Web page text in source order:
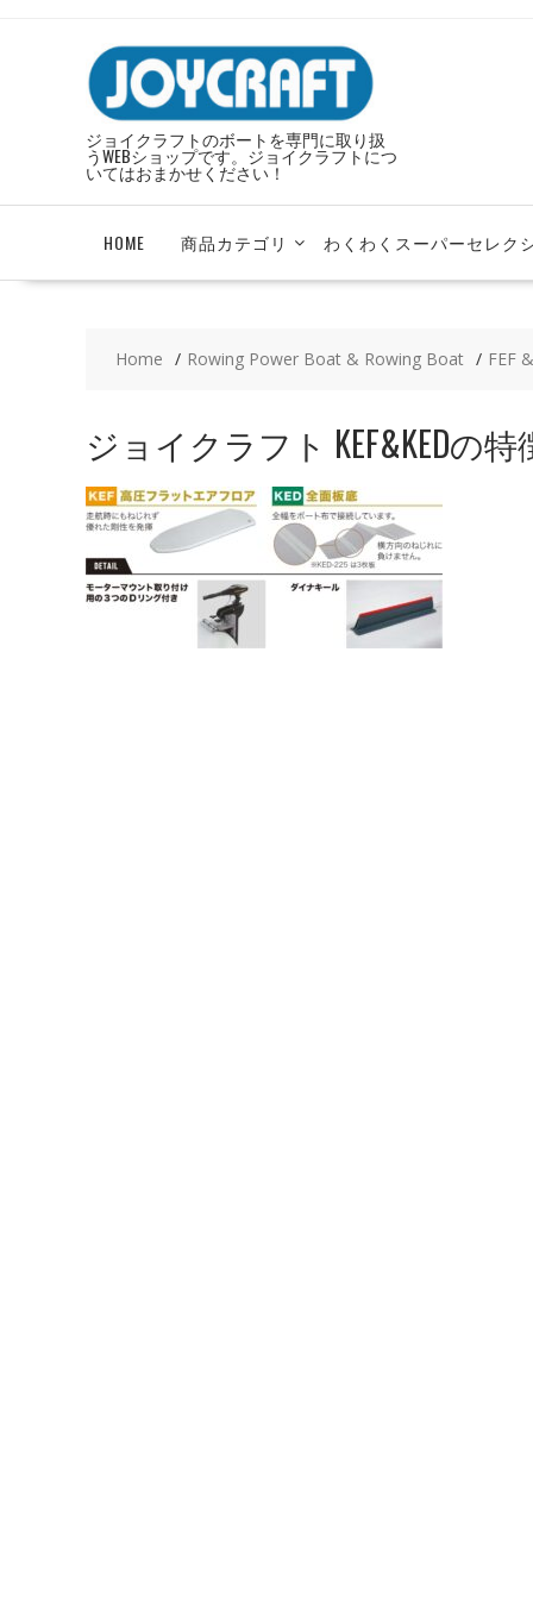
ジョイクラフトのボートを専門に取り扱
うWEBショップです。ジョイクラフトにつ
いてはおまかせください！
HOME 商品カテゴリ わくわくスーパーセレク
Home Rowing Power Boat & Rowing Boat FEF
ジョイクラフト KEF&KEDの特